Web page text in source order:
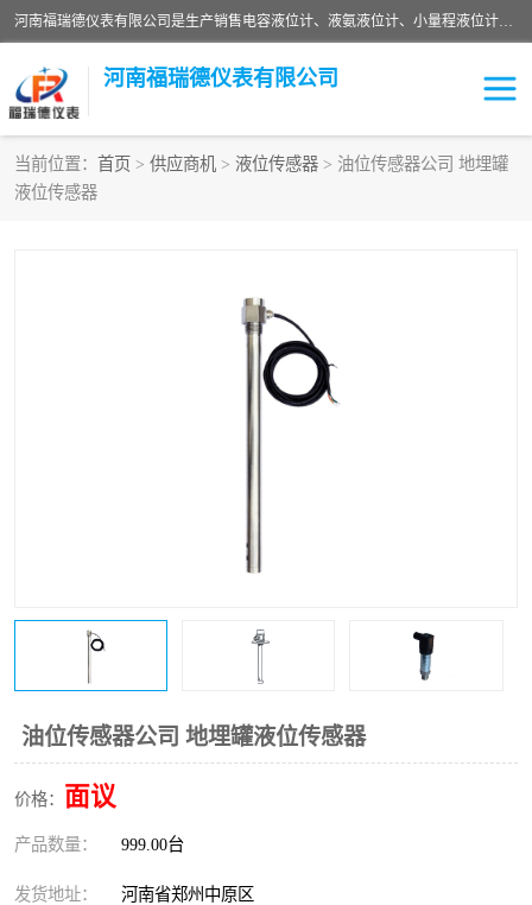
河南福瑞德仪表有限公司是生产销售电容液位计、液氨液位计、小量程液位计定制、智能锅炉水位计、液氮液位计等；并在产品开发、研制的过程中，吸取国内外仪器仪表的技术精华，建立了一支高、精、尖的科研开发队伍，使产品性能不断升级。
河南福瑞德仪表有限公司
当前位置： 首页 > 供应商机 > 液位传感器 > 油位传感器公司 地埋罐
液位传感器
油位传感器公司 地埋罐液位传感器
价格： 面议
产品数量： 999.00台
发货地址： 河南省郑州中原区
液位计
液氮液位计
液位计传感器定制
流量仪表